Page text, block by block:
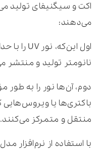
اکت و سیگنیفای تولید
می‌دهند:
نانومتر تولید و منتشر
دوم، آن‌ها نور را به
باکتری‌ها یا ویروس‌هایی
منتقل و متمرکز می‌کنند.